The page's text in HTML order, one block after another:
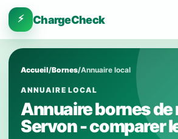
⚡ ChargeCheck
Accueil/Bornes/Annuaire local
ANNUAIRE LOCAL
Annuaire bornes de
Servon - comparer